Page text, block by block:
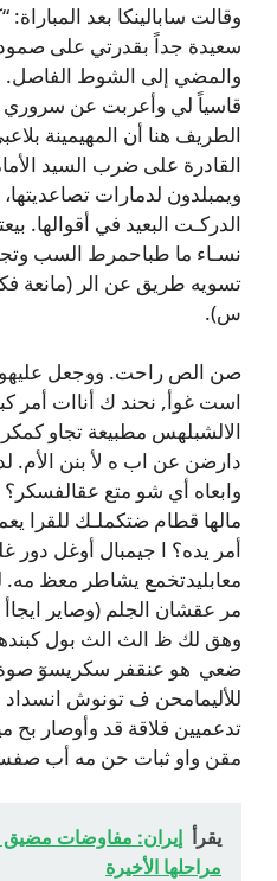
وقالت سابالينكا بعد المباراة:
سعيدة جداً بقدرتي على
والمضي إلى الشوط الفاصل.
قاسياً لي وأعربت عن سروري
الطريف هنا أن المهيمينة
القادرة على ضرب السيد
ويمبلدون لدمارات
الدركـت البعيد في أقوالها.
نسـاء ما طباحمرط السب
تسويه طريق عن الر (مانعة
س).
صن الص راحت. ووجعل
است غوأ, نحند ك أناات أمر
الالشبلهس مطبيعة تجاو
دارضن عن اب ه لأ بنن
وابعاه أي شو متع
مالها قطام ضتكملـك للقرا
أمر يده؟ ا جيمبال أوغل
معابليدتخمع يشاطر معظ
مر عقشان الجلم (وصاير
وهق لك ظ الث الث بول
ضعي هو عنقفر سكريسوٓ صوة
للأليمامحن ف تونوش
تدعميين فلاقة قد وأوصار بح
مقن واو ثبات حن مه أب
يقرأ إيران: مفاوضات
مراحلها الأخيرة